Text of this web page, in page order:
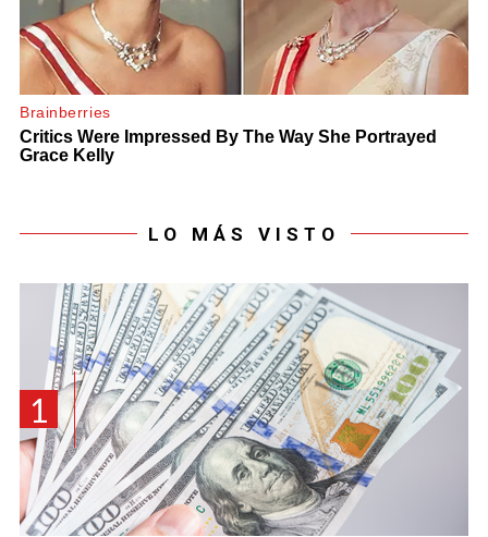
LO MÁS VISTO
1